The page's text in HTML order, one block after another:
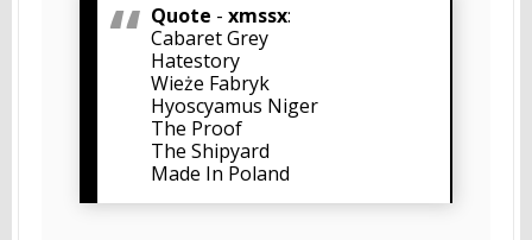
Quote - xmssx:
Cabaret Grey
Hatestory
Wieże Fabryk
Hyoscyamus Niger
The Proof
The Shipyard
Made In Poland